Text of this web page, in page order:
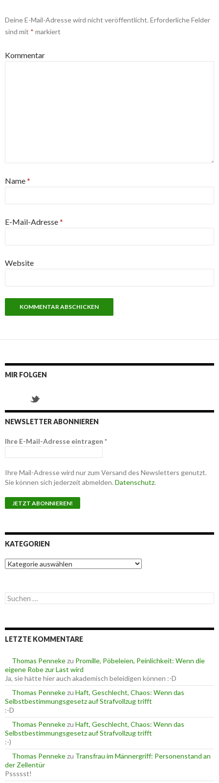
Deine E-Mail-Adresse wird nicht veröffentlicht. Erforderliche Felder
sind mit * markiert
Kommentar
Name*
E-Mail-Adresse*
Website
MIR FOLGEN
NEWSLETTER ABONNIEREN
Ihre E-Mail-Adresse eintragen *
Ihre Mail-Adresse wird nur zum Versand des Newsletters genutzt.
Sie können sich jederzeit abmelden. Datenschutz.
KATEGORIEN
K
a
g
o
n
S
u
e
n
c
h
:
LETZTE KOMMENTARE
Thomas Pennekezu Promille, Pöbeleien, Peinlichkeit: Wenn die
eigene Robe zur Last wird
Ja, sie hätte hier auch akademisch beleidigen können :-D
Thomas Pennekezu Haft, Geschlecht, Chaos: Wenn das
Selbstbestimmungsgesetz auf Strafvollzug trifft
:-D
Thomas Pennekezu Haft, Geschlecht, Chaos: Wenn das
Selbstbestimmungsgesetz auf Strafvollzug trifft
:-)
Thomas Pennekezu Transfrau im Männergriff: Personenstand an
der Zellentür
Pssssst!